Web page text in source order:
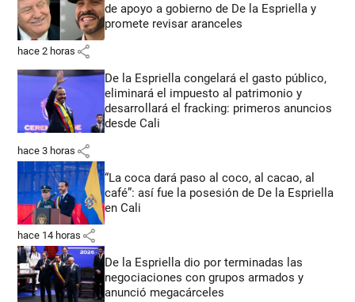
de apoyo a gobierno de De la Espriella y
promete revisar aranceles
hace 2 horas share
De la Espriella congelará el gasto público,
eliminará el impuesto al patrimonio y
desarrollará el fracking: primeros anuncios
desde Cali
hace 3 horas share
“La coca dará paso al coco, al cacao, al
café”: así fue la posesión de De la Espriella
en Cali
hace 14 horas share
De la Espriella dio por terminadas las
negociaciones con grupos armados y
anunció megacárceles